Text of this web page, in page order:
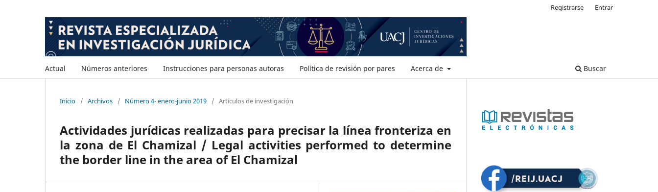
Actual Números anteriores Instrucciones para personas autoras Política de revisión por pares Acerca de Buscar
Registrarse Entrar
Inicio / Archivos / Número 4- enero-junio 2019 / Artículos de investigación
Actividades jurídicas realizadas para precisar la línea fronteriza en
la zona de El Chamizal / Legal activities performed to determine
the border line in the area of El Chamizal